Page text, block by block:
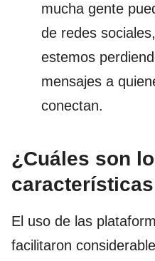
mucha gente
de redes
estemos
mensajes a
conectan.
¿Cuáles son
El uso de las
facilitaron